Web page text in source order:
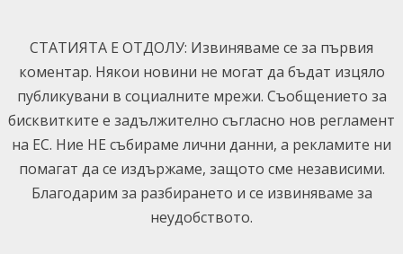
content
СТАТИЯТА Е ОТДОЛУ: Извиняваме се за първия
коментар. Някои новини не могат да бъдат изцяло
публикувани в социалните мрежи. Съобщението за
бисквитките е задължително съгласно нов регламент
на ЕС. Ние НЕ събираме лични данни, а рекламите ни
помагат да се издържаме, защото сме независими.
Благодарим за разбирането и се извиняваме за
неудобството.